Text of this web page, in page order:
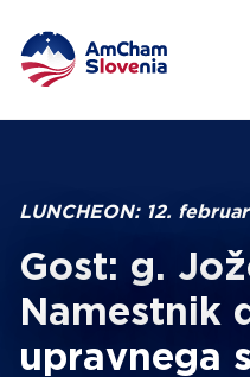
ZAGOVORNIŠTVO
AmCham YOUNG
MEDNARODNO
LUNCHEON: 12.
Gost: g.
Namestnik
upravnega